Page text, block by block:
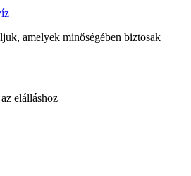
amelyek minőségében biztosak
elálláshoz